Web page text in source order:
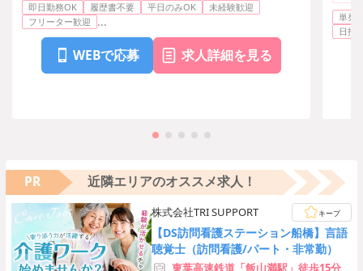
即日勤務OK 履歴書不要 平日のみOK
未経験歓迎
フリーター歓迎
...
WEBで応募 求人詳細を見る
単発
日払
PR 近隣エリアのオススメ求人！
株式会社TRI SUPPORT キープ
【DS訪問看護ステーション船橋】言語
聴覚士（訪問看護/パート・非常勤）
東葉高速鉄道「飯山満駅」徒歩15分